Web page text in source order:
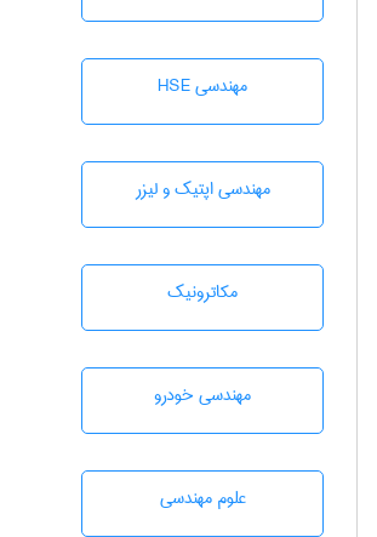
مهندسی HSE
مهندسی اپتیک و لیزر
مکاترونیک
مهندسی خودرو
علوم مهندسی